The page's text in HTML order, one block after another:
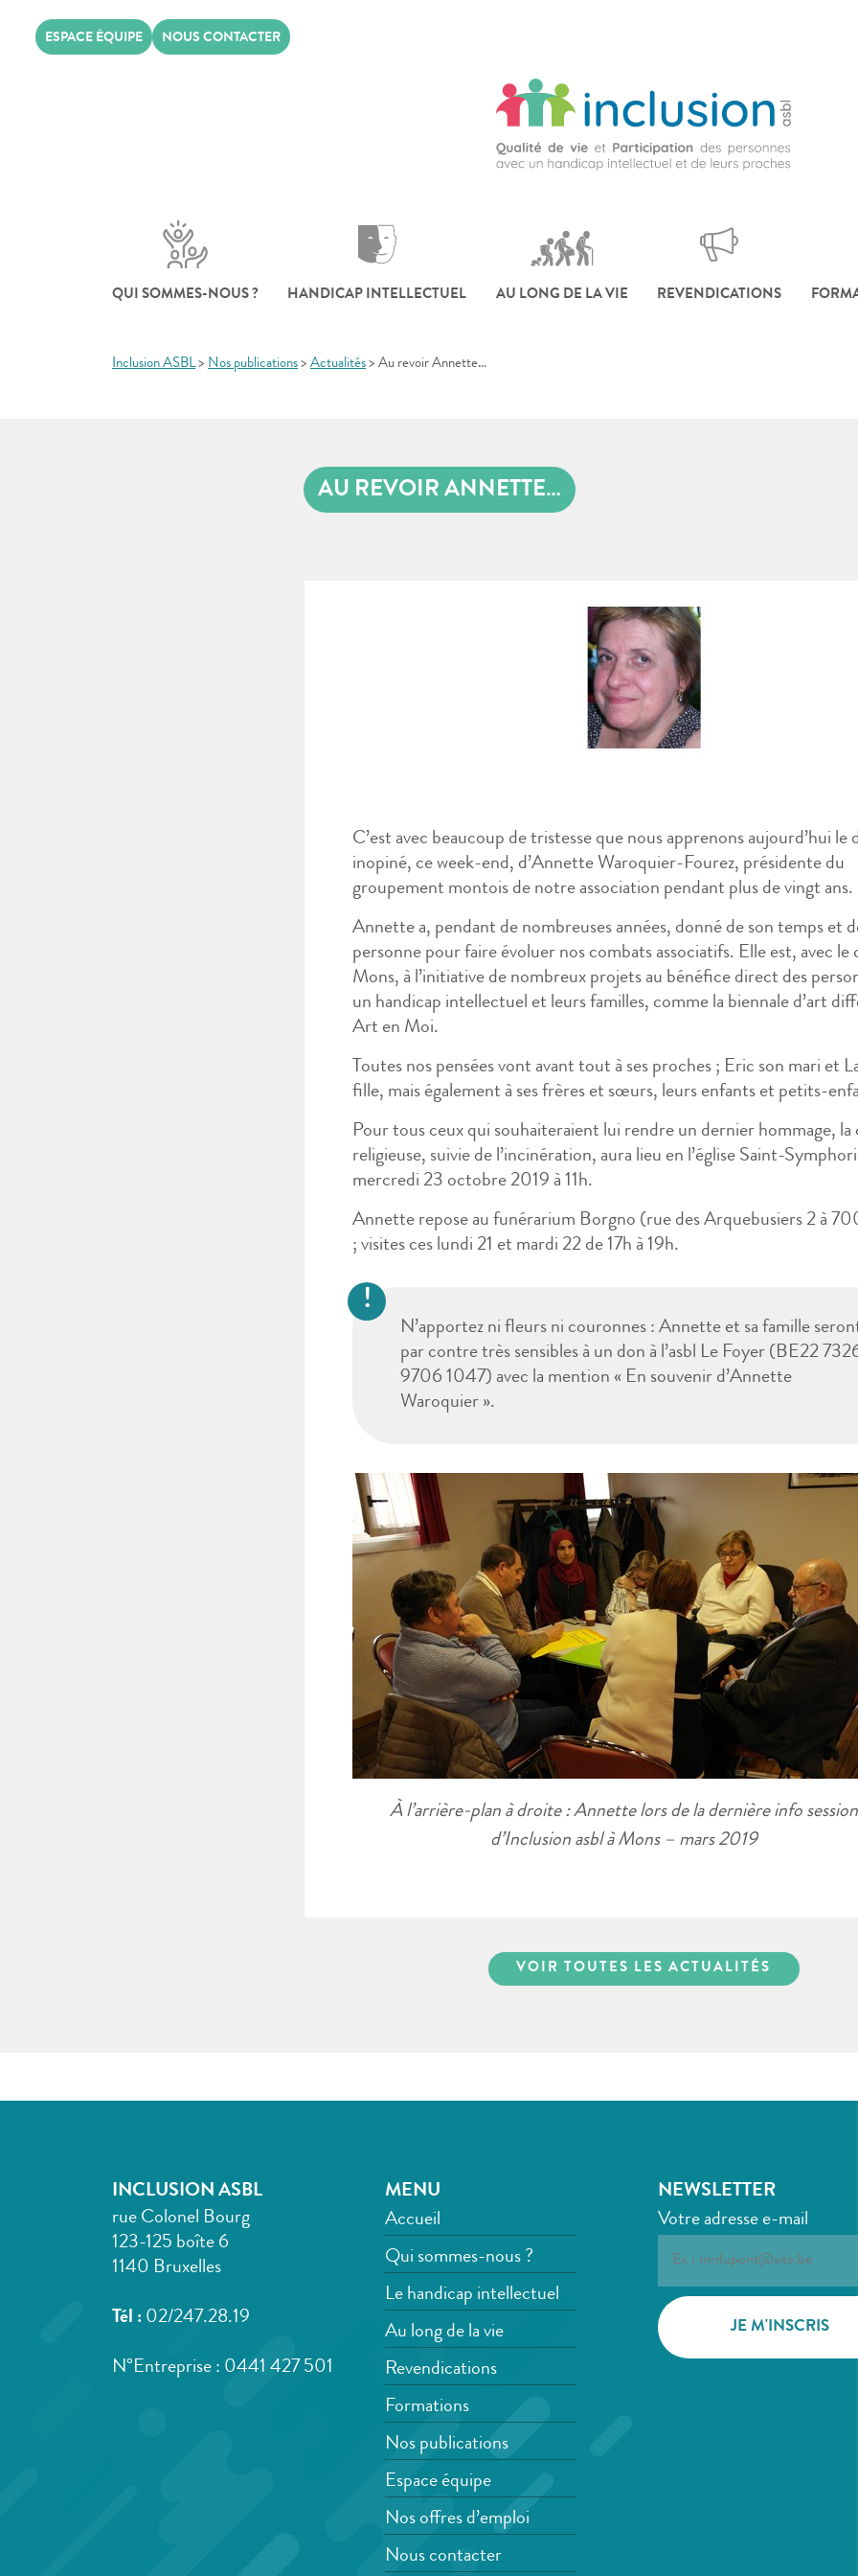
ESPACE ÉQUIPE NOUS CONTACTER
QUI SOMMES-NOUS ? HANDICAP INTELLECTUEL AU LONG DE LA VIE REVENDICATIONS
Inclusion ASBL> Nos publications > Actualités > Au revoir Annette…
AU REVOIR ANNETTE…
C’est avec beaucoup de tristesse que nous apprenons aujourd’hui le
inopiné, ce week-end, d’Annette Waroquier-Fourez, présidente du
groupement montois de notre association pendant plus de vingt ans.
Annette a, pendant de nombreuses années, donné de son temps et
personne pour faire évoluer nos combats associatifs. Elle est, avec le
Mons, à l’initiative de nombreux projets au bénéfice direct des
un handicap intellectuel et leurs familles, comme la biennale d’art
Art en Moi.
Toutes nos pensées vont avant tout à ses proches ; Eric son mari et
fille, mais également à ses frères et sœurs, leurs enfants et petits-
Pour tous ceux qui souhaiteraient lui rendre un dernier hommage, la
religieuse, suivie de l’incinération, aura lieu en l’église Saint-
mercredi 23 octobre 2019 à 11h.
Annette repose au funérarium Borgno (rue des Arquebusiers 2 à
; visites ces lundi 21 et mardi 22 de 17h à 19h.
N’apportez ni fleurs ni couronnes : Annette et sa famille
par contre très sensibles à un don à l’asbl Le Foyer (BE22
9706 1047) avec la mention « En souvenir d’Annette
Waroquier ».
À l’arrière-plan à droite : Annette lors de la dernière info session
d’Inclusion asbl à Mons – mars 2019
VOIR TOUTES LES ACTUALITÉS
INCLUSION ASBL
rue Colonel Bourg
123-125 boîte 6
1140 Bruxelles
Tél : 02/247.28.19
N°Entreprise : 0441 427 501
MENU
Accueil
Qui sommes-nous ?
Le handicap intellectuel
Au long de la vie
Revendications
Formations
Nos publications
Espace équipe
Nos offres d’emploi
Nous contacter
NEWSLETTER
Votre adresse e-mail